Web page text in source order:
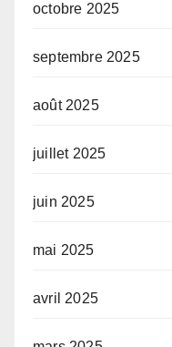
octobre 2025
septembre 2025
août 2025
juillet 2025
juin 2025
mai 2025
avril 2025